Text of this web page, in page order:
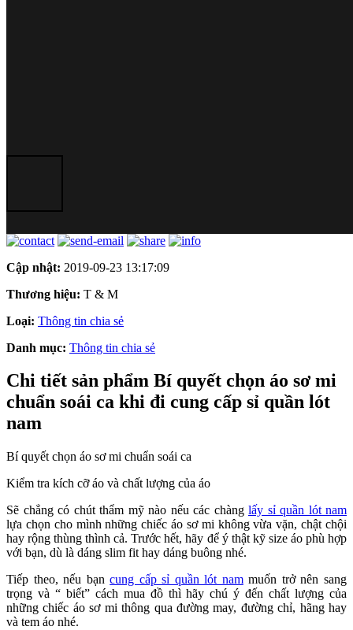
Cập nhật: 2019-09-23 13:17:09
Thương hiệu: T & M
Loại: Thông tin chia sẻ
Danh mục: Thông tin chia sẻ
Chi tiết sản phẩm Bí quyết chọn áo sơ mi
chuẩn soái ca khi đi cung cấp sỉ quần lót
nam
Bí quyết chọn áo sơ mi chuẩn soái ca
Kiểm tra kích cỡ áo và chất lượng của áo
Sẽ chẳng có chút thẩm mỹ nào nếu các chàng lấy sỉ quần lót nam
lựa chọn cho mình những chiếc áo sơ mi không vừa vặn, chật chội
hay rộng thùng thình cả. Trước hết, hãy để ý thật kỹ size áo phù hợp
với bạn, dù là dáng slim fit hay dáng buông nhé.
Tiếp theo, nếu bạncung cấp sỉ quần lót nammuốn trở nên sang
trọng và “ biết” cách mua đồ thì hãy chú ý đến chất lượng của
những chiếc áo sơ mi thông qua đường may, đường chỉ, hãng hay
và tem áo nhé.